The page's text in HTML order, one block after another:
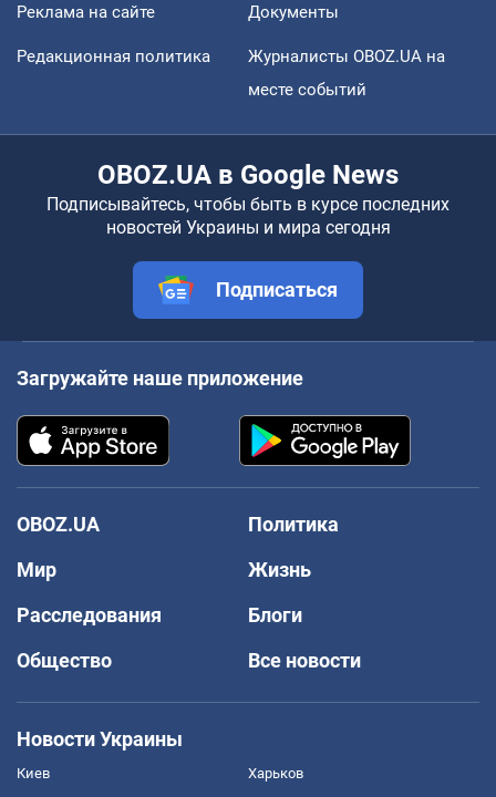
Реклама на сайте Документы
Редакционная политика
Журналисты OBOZ.UA на
месте событий
OBOZ.UA в Google News
Подписывайтесь, чтобы быть в курсе последних
новостей Украины и мира сегодня
Подписаться
Загружайте наше приложение
OBOZ.UA
Политика
Мир
Жизнь
Расследования
Блоги
Общество
Все новости
Новости Украины
Киев Харьков